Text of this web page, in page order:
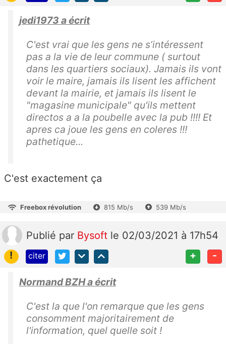
jedi1973 a écrit
C'est vrai que les gens ne s’intéressent
pas a la vie de leur commune ( surtout
dans les quartiers sociaux). Jamais ils vont
voir le maire, jamais ils lisent les affichent
devant la mairie, et jamais ils lisent le
"magasine municipale" qu'ils mettent
directos a a la poubelle avec la pub !!!! Et
apres ca joue les gens en coleres !!!
pathetique...
C'est exactement ça
Freebox révolution 815 Mb/s 539 Mb/s
Publié par Bysoft le 02/03/2021 à 17h54
!
citer + -
Normand BZH a écrit
C'est la que l'on remarque que les gens
consomment majoritairement de
l'information, quel quelle soit !